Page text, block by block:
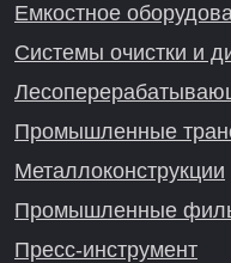
Емкостное
Системы очистки и
Промышленные
Металлоконструкции
Промышленные
Пресс-инструмент